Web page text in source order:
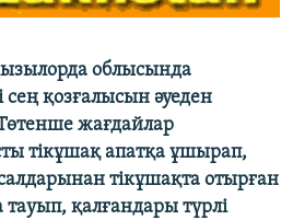
облысында
сең қозғалысын әуеден
жағдайлар
тікұшақ апатқа ұшырап,
тікұшақта отырған
қалғандары түрлі